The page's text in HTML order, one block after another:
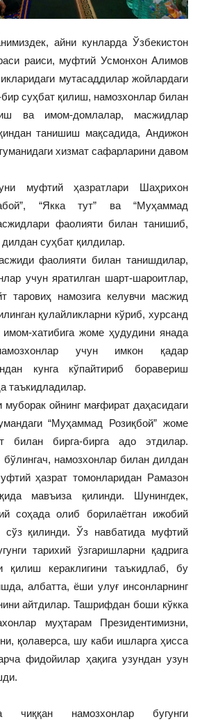
айни кунларда Ўзбекистон
раиси, муфтий Усмонхон Алимов
мутасаддилар жойлардаги
суҳбат қилиш, намозхонлар билан
ва имом-домлалар, масжидлар
танишиш мақсадида, Андижон
хизмат сафарларини давом
муфтий ҳазратлари Шаҳрихон
“Якка тут” ва “Муҳаммад
фаолияти билан танишиб,
суҳбат қилдилар.
фаолияти билан танишдилар,
учун яратилган шарт-шароитлар,
таровиҳ намозига келувчи масжид
қулайликларни кўриб, хурсанд
хатибига жоме ҳудудини янада
учун имкон қадар
кунга кўпайтириб боравериш
таъкидладилар.
ойнинг мағфират даҳасидаги
“Муҳаммад Розиқбой” жоме
билан бирга-бирга адо этдилар.
намозхонлар билан дилдан
ҳазрат томонларидан Рамазон
мавъиза қилинди. Шунингдек,
соҳада олиб борилаётган ижобий
қилинди. Ўз навбатида муфтий
тарихий ўзгаришларни қадрига
қилиш кераклигини таъкидлаб, бу
албатта, ёши улуғ инсонларнинг
айтдилар. Ташрифдан боши кўкка
муҳтарам Президентимизни,
қолаверса, шу каби ишларга ҳисса
фидойилар ҳақига узундан узун
чиққан намозхонлар бугунги